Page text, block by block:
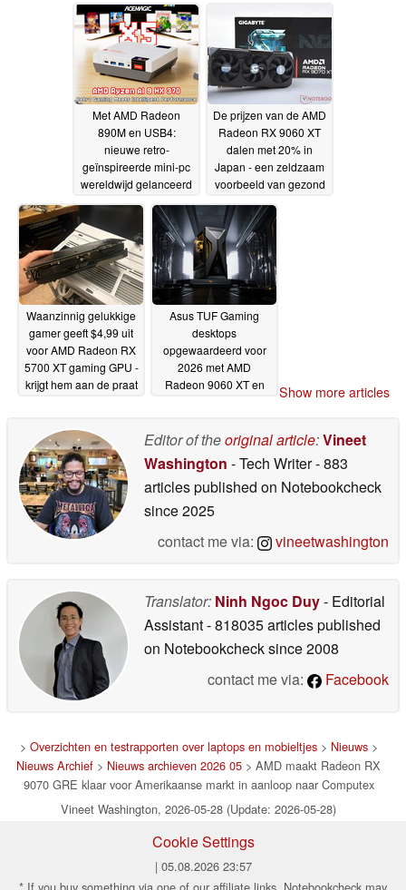
Met AMD Radeon
890M en USB4:
nieuwe retro-
geïnspireerde mini-pc
wereldwijd gelanceerd
03-03-2026
De prijzen van de AMD
Radeon RX 9060 XT
dalen met 20% in
Japan - een zeldzaam
voorbeeld van gezond
voor gaming-GPU's
02-2026
Waanzinnig gelukkige
gamer geeft $4,99 uit
voor AMD Radeon RX
5700 XT gaming GPU -
krijgt hem aan de praat
Asus TUF Gaming
desktops
opgewaardeerd voor
2026 met AMD
Radeon 9060 XT en
2026
Show more articles
Editor of theoriginal article:Vineet
Washington - Tech Writer- 883
articles published on Notebookcheck
since 2025
contact me via:
vineetwashington
Translator: Ninh Ngoc Duy- Editorial
Assistant- 818035 articles published
on Notebookchecksince 2008
contact me via:
Facebook
> Overzichten en testrapporten over laptops en mobieltjes> Nieuws>
Nieuws Archief > Nieuws archieven 2026 05 > AMD maakt Radeon RX
9070 GRE klaar voor Amerikaanse markt in aanloop naar Computex
Vineet Washington, 2026-05-28 (Update: 2026-05-28)
Cookie Settings
| 05.08.2026 23:57